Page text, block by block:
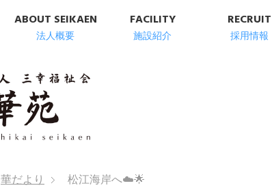
ABOUT SEIKAEN
法人概要
FACILITY
施設紹介
RECRUIT
採用情報
明石市の高齢
華だより 松江海岸へ☁️🌟